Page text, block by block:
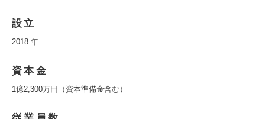
設立
2018 年
資本金
1億2,300万円（資本準備金含む）